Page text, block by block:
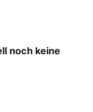
noch keine